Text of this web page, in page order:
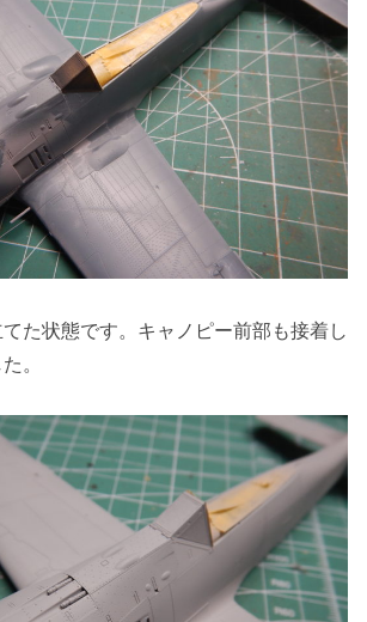
た状態です。キャノピー前部も接着し
。